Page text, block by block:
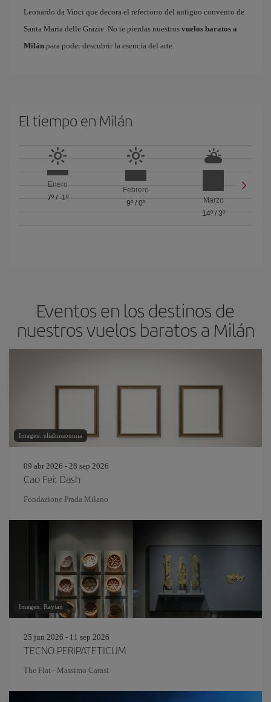
Leonardo da Vinci que decora el refectorio del antiguo convento de
Santa Maria delle Grazie. No te pierdas nuestros vuelos baratos a
Milán para poder descubrir la esencia del arte.
El tiempo en Milán
Enero
7º/ -1º
Febrero
9º/ 0º
Marzo
14º/ 3º
Eventos en los destinos de
nuestros vuelos baratos a Milán
Imagen: eliahinsomnia
09 abr 2026 - 28 sep 2026
Cao Fei: Dash
Fondazione Prada Milano
Imagen: Raytan
25 jun 2026 - 11 sep 2026
TECNO PERIPATETICUM
The Flat - Massimo Carasi